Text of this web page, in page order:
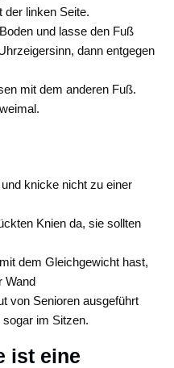
der linken Seite.
und lasse den Fuß
dann entgegen
mit dem anderen Fuß.
knicke nicht zu einer
Knien da, sie sollten
dem Gleichgewicht hast,
Wand
von Senioren ausgeführt
im Sitzen.
ist eine